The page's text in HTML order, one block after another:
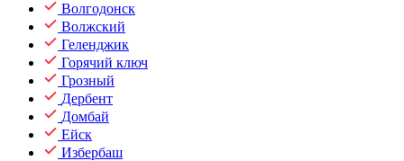
Волгодонск
Волжский
Геленджик
Горячий ключ
Грозный
Дербент
Домбай
Ейск
Избербаш